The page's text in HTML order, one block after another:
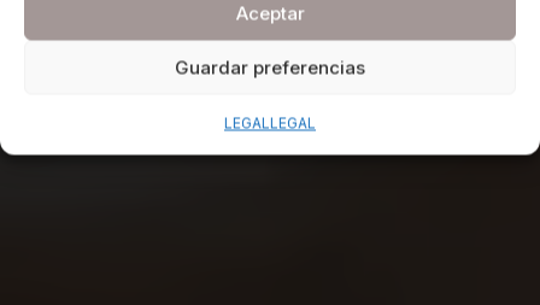
Aceptar
Guardar preferencias
LEGALLEGAL